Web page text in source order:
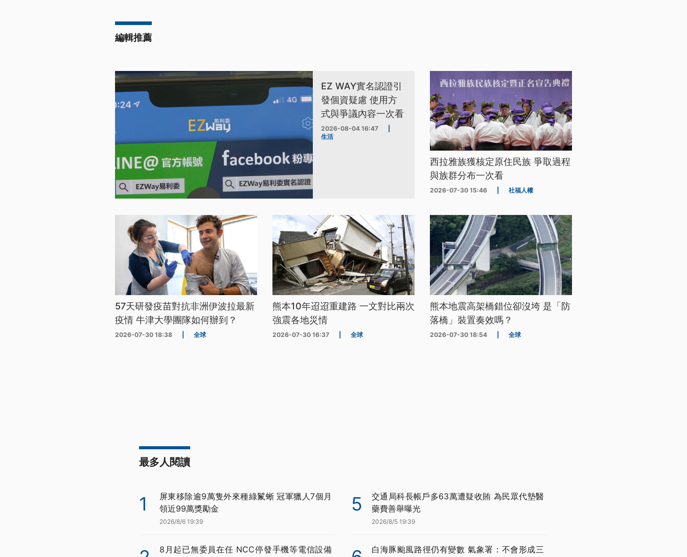
編輯推薦
EZ WAY實名認證引
發個資疑慮 使用方
式與爭議內容一次看
2026-08-04 16:47
生活
西拉雅族獲核定原住民族 爭取過程
與族群分布一次看
2026-07-30 15:46 社福人權
57天研發疫苗對抗非洲伊波拉最新
疫情 牛津大學團隊如何辦到？
2026-07-30 18:38 全球
熊本10年迢迢重建路 一文對比兩次
強震各地災情
2026-07-30 16:37 全球
熊本地震高架橋錯位卻沒垮 是「防
落橋」裝置奏效嗎？
2026-07-30 18:54 全球
最多人閱讀
1
屏東移除逾9萬隻外來種綠鬣蜥 冠軍獵人7個月
領近99萬獎勵金
2026/8/6 19:39
8月起已無委員在任 NCC停發手機等電信設備
5
交通局科長帳戶多63萬遭疑收賄 為民眾代墊醫
藥費善舉曝光
2026/8/5 19:39
白海豚颱風路徑仍有變數 氣象署：不會形成三